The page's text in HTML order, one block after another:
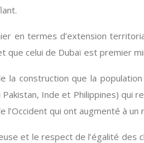
en termes d’extension
que celui de Dubaï est premier
la construction que la
Inde et Philippines) qui
qui ont augmenté à un
et le respect de l’égalité des